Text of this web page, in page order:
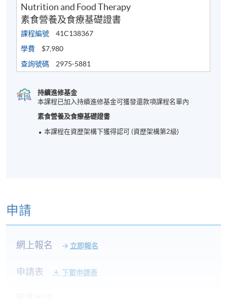
Nutrition and Food Therapy
素食營養及食療基礎證書
課程編號
41C138367
學費
$7,980
查詢號碼
2975-5881
持續進修基金
本課程已加入持續進修基金可獲發還款項課程名單內
素食營養及食療基礎證書
本課程在資歴架構下獲得認可 (資歴架構第2級)
申請
網上報名 立即報名
申請表 下載申請表